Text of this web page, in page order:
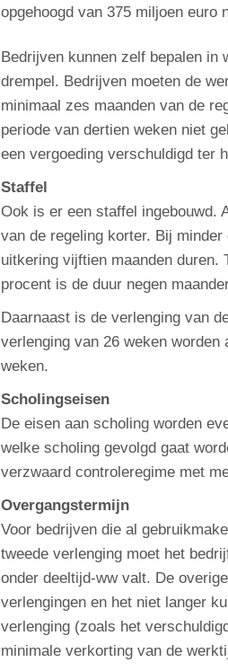
opgehoogd van 375 miljoen euro
Bedrijven kunnen zelf bepalen
drempel. Bedrijven moeten de
minimaal zes maanden van de
periode van dertien weken niet
een vergoeding verschuldigd ter
Staffel
Ook is er een staffel ingebouwd.
van de regeling korter. Bij
uitkering vijftien maanden duren.
procent is de duur negen
Daarnaast is de verlenging van
verlenging van 26 weken
weken.
Scholingseisen
De eisen aan scholing worden
welke scholing gevolgd gaat
verzwaard controleregime met
Overgangstermijn
Voor bedrijven die al
tweede verlenging moet het
onder deeltijd-ww valt. De
verlengingen en het niet langer
verlenging (zoals het
minimale verkorting van de